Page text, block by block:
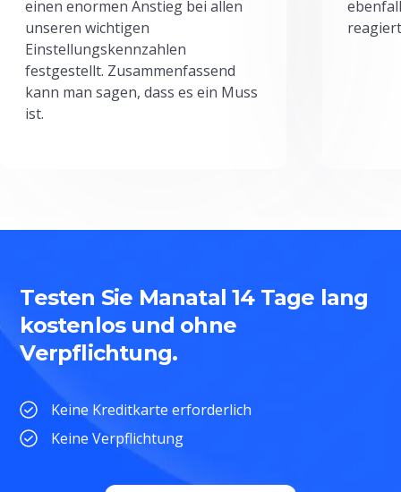
einen enormen Anstieg bei allen
unseren wichtigen
Einstellungskennzahlen
festgestellt. Zusammenfassend
kann man sagen, dass es ein Muss
ist.
Testen Sie Manatal 14 Tage lang
kostenlos und ohne
Verpflichtung.
Keine Kreditkarte erforderlich
Keine Verpflichtung